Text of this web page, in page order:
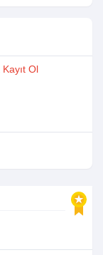
Kayıt Ol